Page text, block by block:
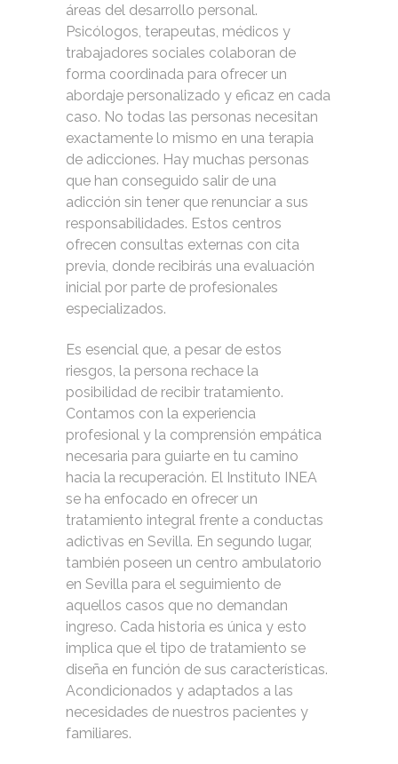
áreas del desarrollo personal.
Psicólogos, terapeutas, médicos y
trabajadores sociales colaboran de
forma coordinada para ofrecer un
abordaje personalizado y eficaz en cada
caso. No todas las personas necesitan
exactamente lo mismo en una terapia
de adicciones. Hay muchas personas
que han conseguido salir de una
adicción sin tener que renunciar a sus
responsabilidades. Estos centros
ofrecen consultas externas con cita
previa, donde recibirás una evaluación
inicial por parte de profesionales
especializados.
Es esencial que, a pesar de estos
riesgos, la persona rechace la
posibilidad de recibir tratamiento.
Contamos con la experiencia
profesional y la comprensión empática
necesaria para guiarte en tu camino
hacia la recuperación. El Instituto INEA
se ha enfocado en ofrecer un
tratamiento integral frente a conductas
adictivas en Sevilla. En segundo lugar,
también poseen un centro ambulatorio
en Sevilla para el seguimiento de
aquellos casos que no demandan
ingreso. Cada historia es única y esto
implica que el tipo de tratamiento se
diseña en función de sus características.
Acondicionados y adaptados a las
necesidades de nuestros pacientes y
familiares.